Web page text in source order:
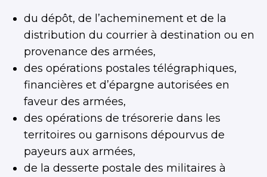
du dépôt, de l’acheminement et de la
distribution du courrier à destination ou en
provenance des armées,
des opérations postales télégraphiques,
financières et d’épargne autorisées en
faveur des armées,
des opérations de trésorerie dans les
territoires ou garnisons dépourvus de
payeurs aux armées,
de la desserte postale des militaires à